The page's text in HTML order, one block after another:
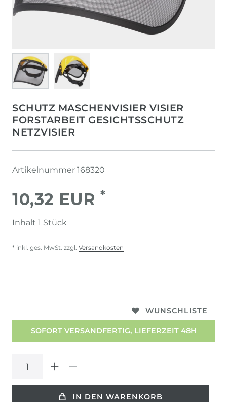
SCHUTZ MASCHENVISIER VISIER
FORSTARBEIT GESICHTSSCHUTZ
NETZVISIER
Artikelnummer 168320
10,32 EUR *
Inhalt 1 Stück
* inkl. ges. MwSt. zzgl. Versandkosten
WUNSCHLISTE
SOFORT VERSANDFERTIG, LIEFERZEIT 48H
IN DEN WARENKORB